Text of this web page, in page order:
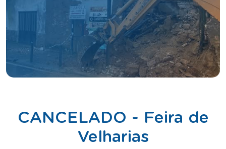
CANCELADO - Feira de
Velharias